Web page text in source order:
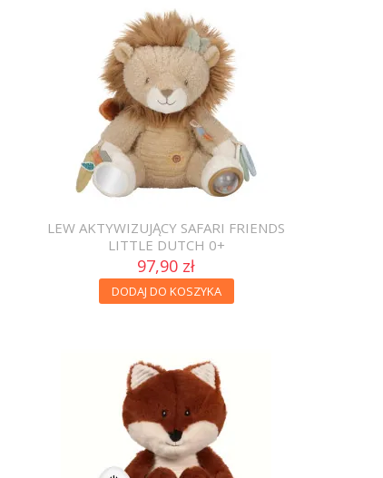
LEW AKTYWIZUJĄCY SAFARI FRIENDS
LITTLE DUTCH 0+
97,90 zł
DODAJ DO KOSZYKA